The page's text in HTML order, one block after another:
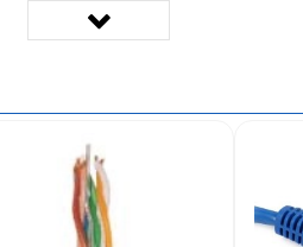
5E 90/180 BRANCO 35030521?
informada.